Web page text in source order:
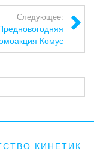
Следующее:
Комус
КИНЕТИК